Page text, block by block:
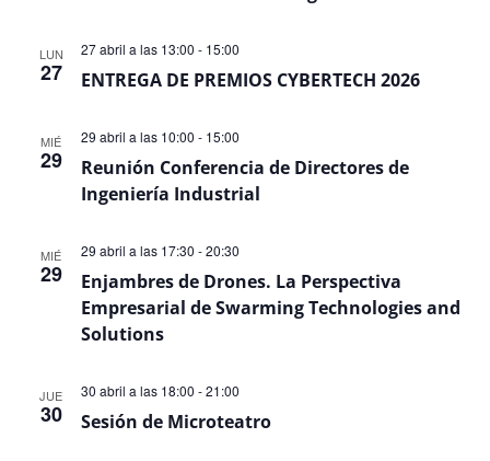
LUN
27 ENTREGA DE PREMIOS CYBERTECH 2026
27 abril a las 13:00 - 15:00
MIÉ
29
Reunión Conferencia de Directores de
Ingeniería Industrial
29 abril a las 10:00 - 15:00
MIÉ
29
Enjambres de Drones. La Perspectiva
Empresarial de Swarming Technologies and
Solutions
29 abril a las 17:30 -20:30
JUE
30 Sesión de Microteatro
30 abril a las 18:00 -21:00